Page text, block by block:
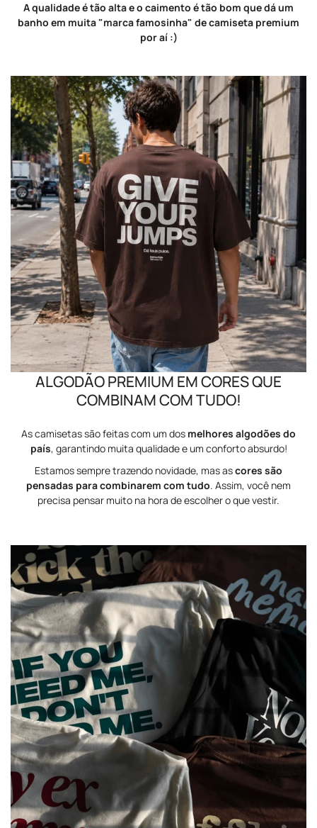
A qualidade é tão alta e o caimento é tão bom que dá um
banho em muita "marca famosinha" de camiseta premium
por aí :)
ALGODÃO PREMIUM EM CORES QUE
COMBINAM COM TUDO!
As camisetas são feitas com um dos melhores algodões do
país, garantindo muita qualidade e um conforto absurdo!
Estamos sempre trazendo novidade, mas ascores são
pensadas para combinarem com tudo. Assim, você nem
precisa pensar muito na hora de escolher o que vestir.